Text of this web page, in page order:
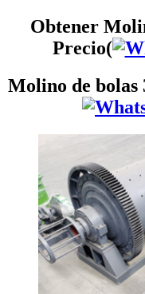
Obtener
Precio(
Molino de